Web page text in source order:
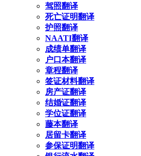
驾照翻译
死亡证明翻译
护照翻译
NAATI翻译
成绩单翻译
户口本翻译
章程翻译
签证材料翻译
房产证翻译
结婚证翻译
学位证翻译
藤本翻译
居留卡翻译
参保证明翻译